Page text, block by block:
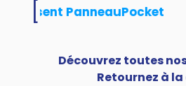
PanneauPocket
Découvrez toutes
Retournez à